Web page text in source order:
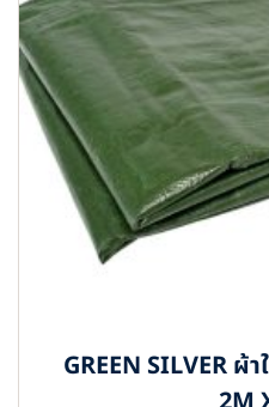
GREEN SILVER ผ้